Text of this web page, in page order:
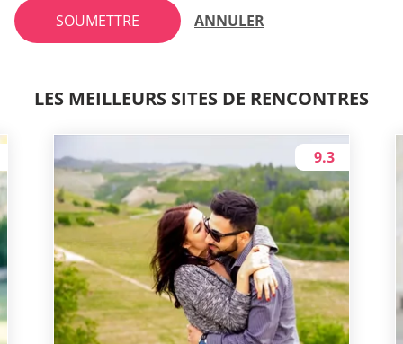
SOUMETTRE ANNULER
LES MEILLEURS SITES DE RENCONTRES
9.3